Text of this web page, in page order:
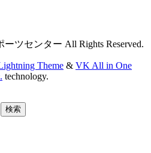
ツセンター All Rights Reserved.
Theme & VK All in One
technology.